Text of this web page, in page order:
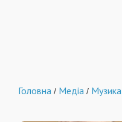
Головна / Медіа / Музика